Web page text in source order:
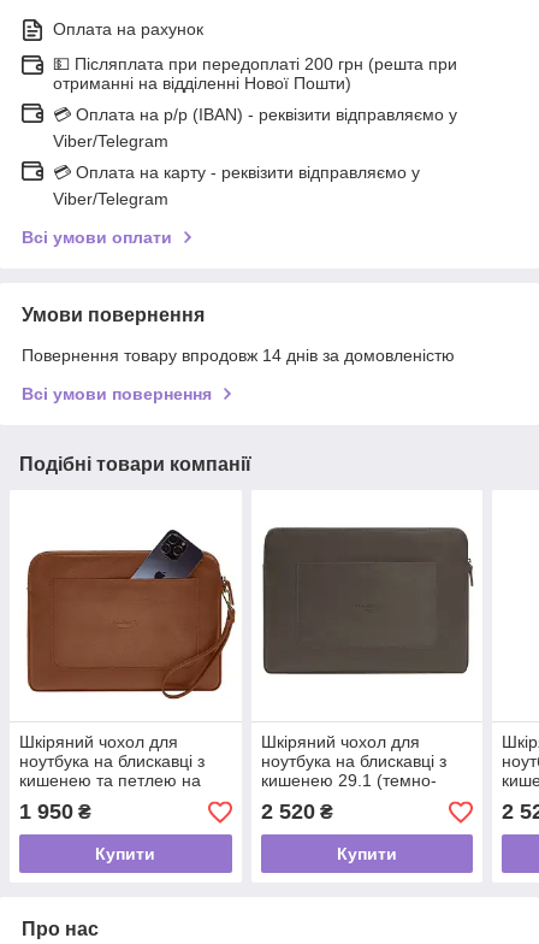
Оплата на рахунок
💵 Післяплата при передоплаті 200 грн (решта при
отриманні на відділенні Нової Пошти)
💳 Оплата на р/р (IBAN) - реквізити відправляємо у
Viber/Telegram
💳 Оплата на карту - реквізити відправляємо у
Viber/Telegram
Всі умови оплати
Умови повернення
Повернення товару впродовж 14 днів за домовленістю
Всі умови повернення
Подібні товари компанії
Шкіряний чохол для
ноутбука на блискавці з
кишенею та петлею на
руку (світло-коричневий)
1 950 ₴
Купити
Шкіряний чохол для
ноутбука на блискавці з
кишенею 29.1 (темно-
бежевий)
2 520₴
Купити
2
Про нас